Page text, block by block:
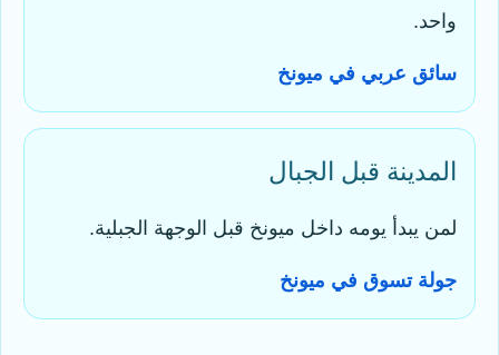
واحد.
سائق عربي في ميونخ
المدينة قبل الجبال
لمن يبدأ يومه داخل ميونخ قبل الوجهة الجبلية.
جولة تسوق في ميونخ